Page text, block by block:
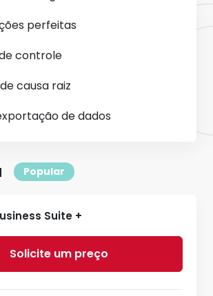
perfeitas
controle
causa raiz
de dados
Suite +
Solicite um preço